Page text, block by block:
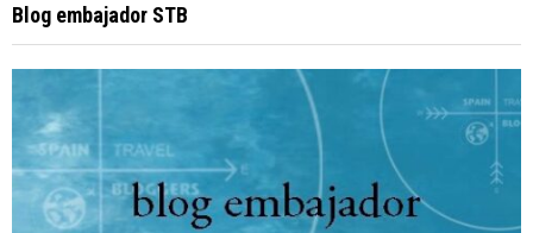
Blog embajador STB